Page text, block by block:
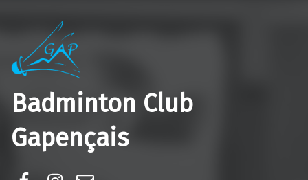
Badminton Club
Gapençais